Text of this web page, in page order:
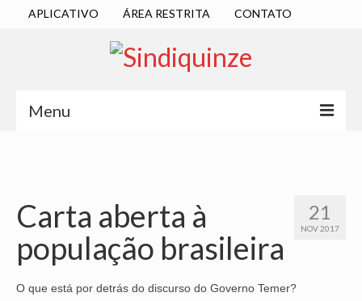
APLICATIVO ÁREA RESTRITA CONTATO
Menu
DIRETORIA EXECUTIVA
ESTATUTO
ATAS
21
NOV 2017
Carta aberta à
população brasileira
O que está por detrás do discurso do Governo Temer?